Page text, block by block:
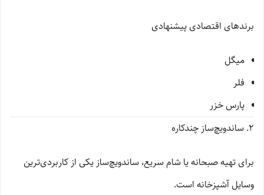
برندهای اقتصادی پیشنهادی
میگل
فلر
پارس خزر
۲. ساندویچ‌ساز چندکاره
برای تهیه صبحانه یا شام سریع، ساندویچ‌ساز یکی از کاربردی‌ترین
وسایل آشپزخانه است.